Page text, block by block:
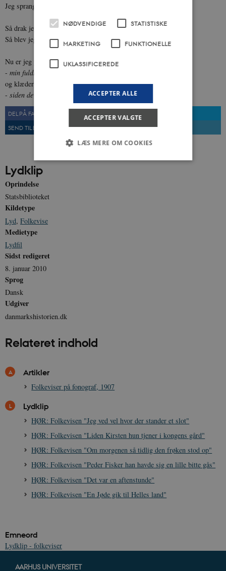
Jeg sprang imod hende som ulven grå.
Så drak jeg af hendes hjerteblod,
Så blev jeg igen en jomfru god.
Nu er jeg prinsesse i kongens gård
- min fuldtro god’ ven
og klæder mig i silke og mår.
- siden de lagde min moder under mulde-
DEL PÅ FACEBOOK
SEND TIL EN VEN
UDSKRIV
Lydklip
Oprindelse
Statsbiblioteket
Kildetype
Lyd, Folkevise
Medietype
Lydfil
Sidst redigeret
8. januar 2010
Sprog
Dansk
Udgiver
danmarkshistorien.dk
Relateret indhold
Artikler
Folkeviser på fonograf, 1907
Lydklip
HØR: Folkevisen "Jeg ved vel hvor der stander et slot"
HØR: Folkevisen "Liden Kirsten hun tjener i kongens gård"
HØR: Folkevisen "Om morgenen så tidlig den frøken stod op"
HØR: Folkevisen "Peder Fisker han havde sig en lille bitte gås"
HØR: Folkevisen "Det var en aftenstunde"
HØR: Folkevisen "En Jøde gik til Helles land"
Emneord
Lydklip - folkeviser
AARHUS UNIVERSITET
NØDVENDIGE STATISTISKE
MARKETING FUNKTIONELLE
UKLASSIFICEREDE
ACCEPTER ALLE
ACCEPTER VALGTE
LÆS MERE OM COOKIES
sp_landing
Spotify Inc.
.spotify.com
JSESSIONID
Oracle Corporation
.nr-data.net